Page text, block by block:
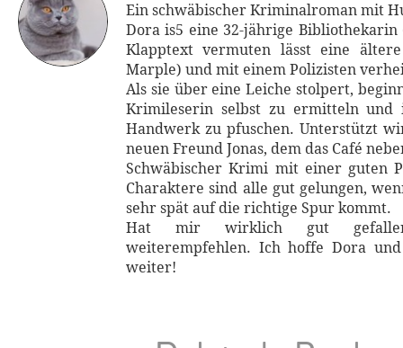
Ein schwäbischer Kriminalroman mit
Dora is5 eine 32-jährige
Klapptext vermuten lässt eine
Marple) und mit einem Polizisten
Als sie über eine Leiche stolpert,
Krimileserin selbst zu ermitteln und
Handwerk zu pfuschen. Unterstützt
neuen Freund Jonas, dem das Café
Schwäbischer Krimi mit einer guten
Charaktere sind alle gut gelungen,
sehr spät auf die richtige Spur kommt.
Hat mir wirklich gut
weiterempfehlen. Ich hoffe Dora
weiter!